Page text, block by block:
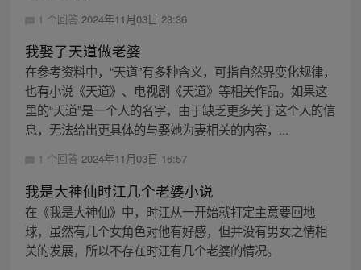
1 个回答 2024年11月03日 23:36
我娶了天道做老婆
在参考资料中，“天道”有多种含义，可指自然界变化规律，
也有小说《天道》、电视剧《天道》等相关作品。如果这
里的“天道”是一个人的名字，由于缺乏更多关于这个人的信
息，无法给出更具体的与娶她为妻相关的内容，...
1 个回答 2024年11月03日 16:57
我是大神仙时江几个老婆小说
在《我是大神仙》中，时江从一开始就打定主意要回地
球，虽然有几个女角色对他有好感，但并没有男女之情相
关的发展，所以不存在时江有几个老婆的情况。